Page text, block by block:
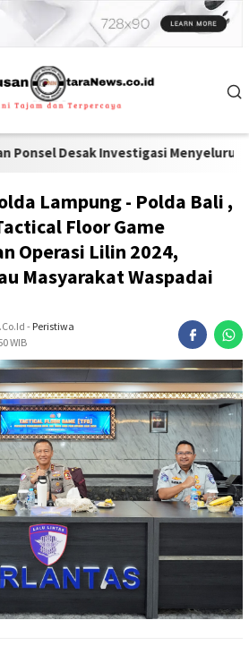
Menyeluruh di Lapas
Lampung - Polda Bali ,
Floor Game
Operasi Lilin 2024,
Masyarakat Waspadai
- Peristiwa
WIB